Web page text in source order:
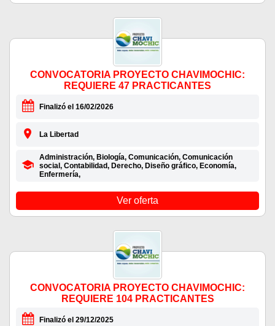
CONVOCATORIA PROYECTO CHAVIMOCHIC:
REQUIERE 47 PRACTICANTES
Finalizó el 16/02/2026
La Libertad
Administración, Biología, Comunicación, Comunicación
social, Contabilidad, Derecho, Diseño gráfico, Economía,
Enfermería,
Ver oferta
CONVOCATORIA PROYECTO CHAVIMOCHIC:
REQUIERE 104 PRACTICANTES
Finalizó el 29/12/2025